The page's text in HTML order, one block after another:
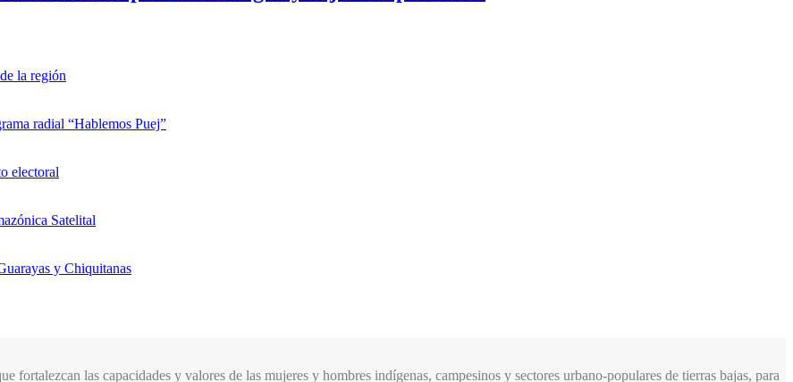
la región
radial “Hablemos Puej”
electoral
Satelital
y Chiquitanas
fortalezcan las capacidades y valores de las mujeres y hombres indígenas, campesinos y sectores urbano-populares de tierras bajas, para